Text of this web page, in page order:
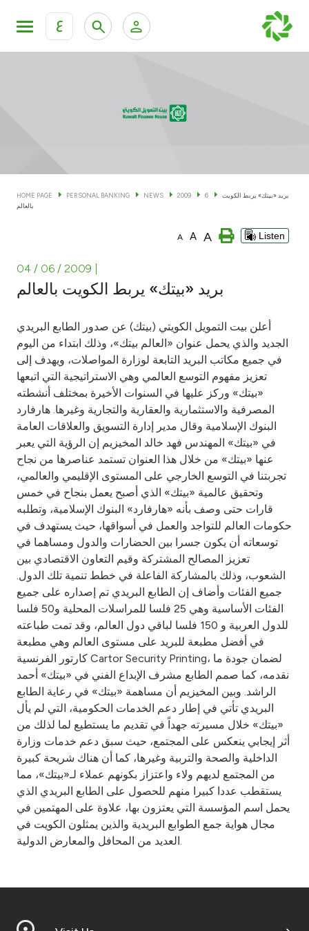
ع
KFH Online Corporate Banking Services
Cards
Investment
Ways to bank
Tools & Services
After Sales Services
Contact us
Branch & ATM locator
Germany
Malaysia
Turkey
Egypt
UK
Kingdom of Bahrain
HOME PAGE PERSONAL BANKING NEWS 2009 6
بريد «بيتك» يربط الكويت
بالعالم
A A A Listen
04 / 06 / 2009
بريد «بيتك» يربط الكويت بالعالم
أعلن بيت التمويل الكويتي (بيتك) عن صدور الطابع البريدي
الجديد والذي يحمل عنوان «العالم بيتك»، وذلك ابتداء من اليوم
في جميع مكاتب البريد التابعة لوزارة المواصلات، ويهدف إلى
تعزيز مفهوم التوسع العالمي وهي الاستراتيجية التي اتبعها
«بيتك» وركز عليها في السنوات الأخيرة بمختلف أنشطته
المصرفية والاستثمارية والعقارية والتجارية وغيرها. هارفارد
البنوك الإسلامية وقال مدير إدارة التسويق والعلاقات العامة
في «بيتك» المهندس فهد خالد المخيزيم إن الرؤية التي يعبر
عنها «بيتك» من خلال هذا العنوان تستمد عناصرها من نجاح
تجربتنا في التوسع الخارجي على المستوى الإقليمي والعالمي،
وتحقيق عالمية «بيتك» الذي أصبح يعمل بنجاح في خمس
قارات حتى وصف بأنه «هارفارد» البنوك الإسلامية، وتطلبه
حكومات العالم للتواجد والعمل في أسواقها، حيث يستهدف في
توسعاته أن يكون جسرا بين الحضارات والدول ومساهما في
تعزيز المصالح المشتركة وقيم التعاون الاقتصادي بين
الشعوب، وذلك بالمشاركة الفاعلة في خطط تنمية تلك الدول.
جميع الفئات وأضاف إن الطابع البريدي تم إصداره على جميع
الفئات الأساسية وهي 25 فلسا للمراسلات المحلية و50 فلسا
للدول العربية و 150 فلسا لباقي دول العالم، وقد تمت طباعته
في أفضل مطبعة للبريد على مستوى العالم وهي مطبعة
كارتور الفرنسية Cartor Security Printing، لضمان جودة ما
نقدمه، كما صمم الطابع مشرف الإبداع الفني في «بيتك» أحمد
الراشد. وبين المخيزيم أن مساهمة «بيتك» في رعاية الطابع
البريدي تأتي في إطار دعم الخدمات الحكومية، التي لم يأل
«بيتك» خلال مسيرته جهداً في تقديم ما يستطيع لما لذلك من
أثر إيجابي ينعكس على المجتمع، حيث سبق دعم خدمات وزارة
الداخلية والصحة والتربية وغيرها، كما أن هناك شريحة كبيرة
من المجتمع لديهم ولاء واعتزاز بكونهم عملاء لـ«بيتك»، مما
يستقطب عددا كبيرا منهم للحصول على الطابع البريدي الذي
يحمل اسم المؤسسة التي يعتزون بها، علاوة على المهتمين في
مجال هواية جمع الطوابع البريدية والذين يمثلون الكويت في
العديد من المحافل والمعارض الدولية.